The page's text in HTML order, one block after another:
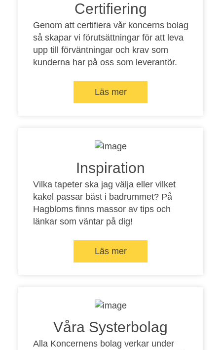
Certifiering
Genom att certifiera vår koncerns bolag
så skapar vi förutsättningar för att leva
upp till förväntningar och krav som
kunderna har på oss som leverantör.
Läs mer
Inspiration
Vilka tapeter ska jag välja eller vilket
kakel passar bäst i badrummet? På
Hagbloms finns massor av tips och
länkar som väntar på dig!
Läs mer
Våra Systerbolag
Alla Koncernens bolag verkar under